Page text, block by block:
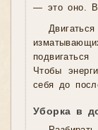
— это оно.
Чтобы
себя до
Уборка в